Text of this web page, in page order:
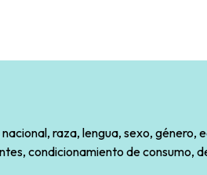
raza, lengua, sexo,
condicionamiento de consumo,